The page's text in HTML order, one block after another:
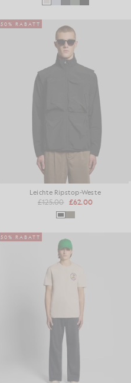
50% RABATT
Leichte Ripstop-Weste
£125.00 £62.00
50% RABATT